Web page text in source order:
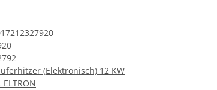
(Elektronisch) 12 KW
ELTRON